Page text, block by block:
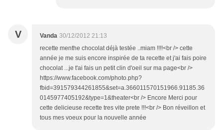
V Vanda 30/12/2012 21:13
recette menthe chocolat déjà testée ..miam !!!!<br /> cette
année je me suis encore inspirée de ta recette et j'ai fais poire
chocolat ...je t'ai fais un petit clin d'oeil sur ma page<br />
https://www.facebook.com/photo.php?
fbid=391579344261855&set=a.366011570151966.91185.36
0145977405192&type=1&theater<br /> Encore Merci pour
cette delicieuse recette tres vite prete !!!<br /> Bon réveillon et
tous mes voeux pour la nouvelle année